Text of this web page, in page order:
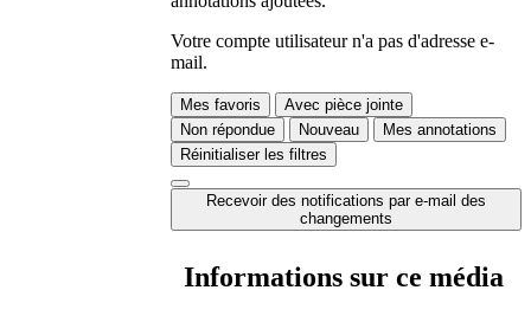
Votre compte utilisateur n'a pas d'adresse e-
mail.
Mes favoris
Avec pièce jointe
Non répondue
Nouveau
Mes annotations
Réinitialiser les filtres
Recevoir des notifications par e-mail des
changements
Informations sur ce média